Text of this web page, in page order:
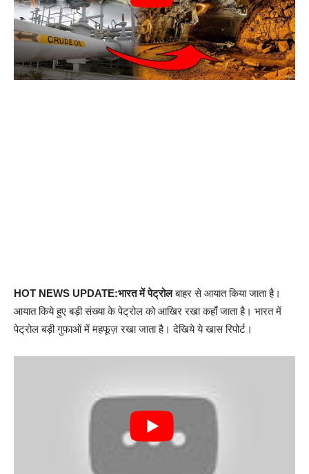
HOT NEWS UPDATE:भारत में पेट्रोलबाहर से आयात किया जाता है।
आयात किये हुए बड़ी संख्या के पेट्रोल को आखिर रखा कहाँ जाता है। भारत में
पेट्रोल बड़ी गुफाओं में महफूज़ रखा जाता है। देखिये ये खास रिपोर्ट।